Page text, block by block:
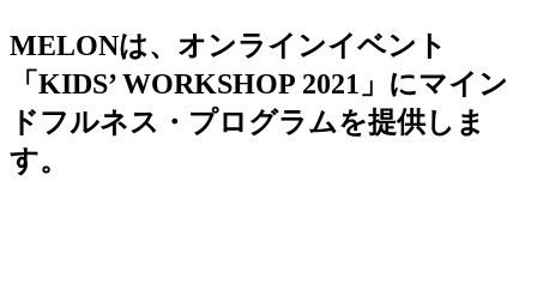
MELONは、オンラインイベント
「KIDS’ WORKSHOP 2021」にマイン
ドフルネス・プログラムを提供しま
す。